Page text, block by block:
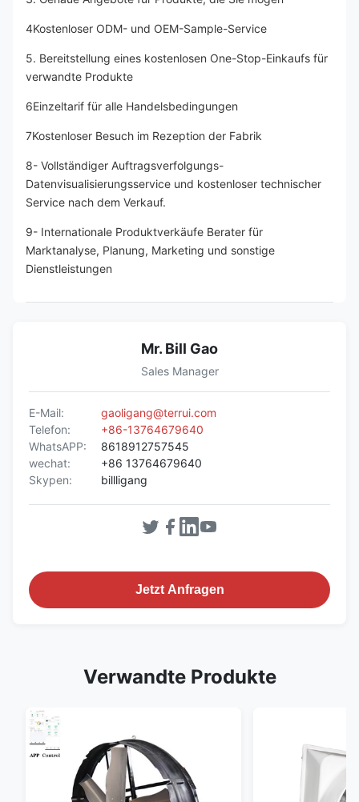
4Kostenloser ODM- und OEM-Sample-Service
5. Bereitstellung eines kostenlosen One-Stop-Einkaufs für
verwandte Produkte
6Einzeltarif für alle Handelsbedingungen
7Kostenloser Besuch im Rezeption der Fabrik
8- Vollständiger Auftragsverfolgungs-
Datenvisualisierungsservice und kostenloser technischer
Service nach dem Verkauf.
9- Internationale Produktverkäufe Berater für
Marktanalyse, Planung, Marketing und sonstige
Dienstleistungen
Mr. Bill Gao
Sales Manager
E-Mail:
gaoligang@terrui.com
Telefon:
+86-13764679640
WhatsAPP:
8618912757545
wechat:
+86 13764679640
Skypen:
billligang
Jetzt Anfragen
Verwandte Produkte